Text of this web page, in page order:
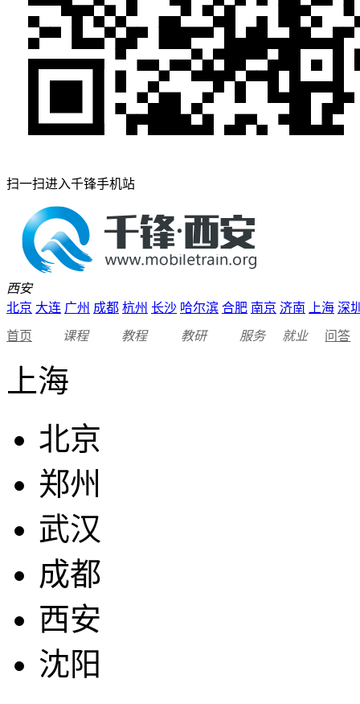
扫一扫进入千锋手机站
西安
北京 大连 广州 成都 杭州 长沙 哈尔滨 合肥 南京 济南 上海 深
首页 课程 教程 教研 服务 就业 问答
上海
北京
郑州
武汉
成都
西安
沈阳